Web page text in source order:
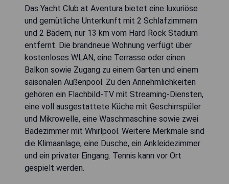
Das Yacht Club at Aventura bietet eine luxuriöse
und gemütliche Unterkunft mit 2 Schlafzimmern
und 2 Bädern, nur 13 km vom Hard Rock Stadium
entfernt. Die brandneue Wohnung verfügt über
kostenloses WLAN, eine Terrasse oder einen
Balkon sowie Zugang zu einem Garten und einem
saisonalen Außenpool. Zu den Annehmlichkeiten
gehören ein Flachbild-TV mit Streaming-Diensten,
eine voll ausgestattete Küche mit Geschirrspüler
und Mikrowelle, eine Waschmaschine sowie zwei
Badezimmer mit Whirlpool. Weitere Merkmale sind
die Klimaanlage, eine Dusche, ein Ankleidezimmer
und ein privater Eingang. Tennis kann vor Ort
gespielt werden.